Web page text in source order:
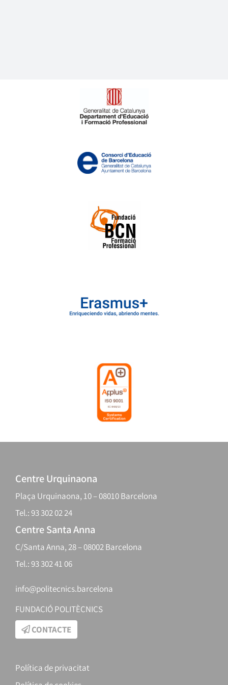
Centre Urquinaona
Plaça Urquinaona, 10 – 08010 Barcelona
Tel.: 93 302 02 24
Centre Santa Anna
C/Santa Anna, 28 – 08002 Barcelona
Tel.: 93 302 41 06
info@politecnics.barcelona
FUNDACIÓ POLITÈCNICS
CONTACTE
Política de privacitat